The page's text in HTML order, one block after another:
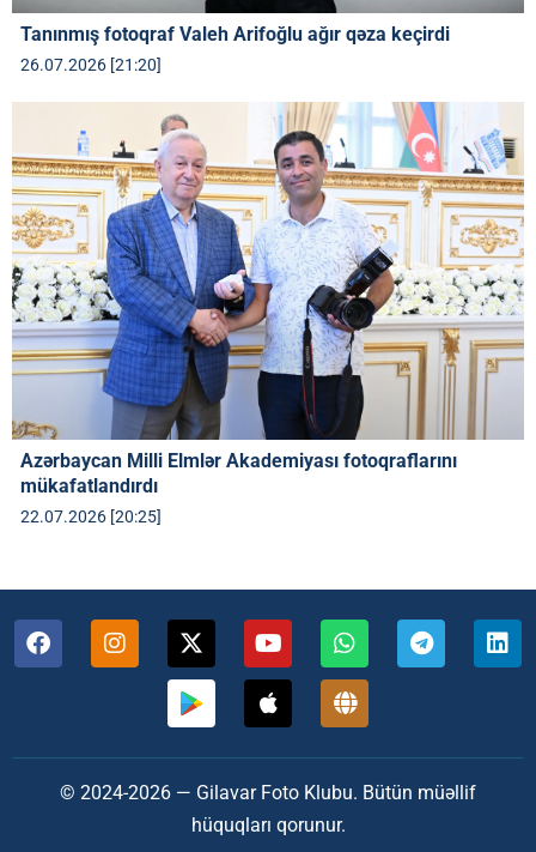
Tanınmış fotoqraf Valeh Arifoğlu ağır qəza keçirdi
26.07.2026 [21:20]
Azərbaycan Milli Elmlər Akademiyası fotoqraflarını
mükafatlandırdı
22.07.2026 [20:25]
© 2024-2026 — Gilavar Foto Klubu. Bütün müəllif
hüquqları qorunur.